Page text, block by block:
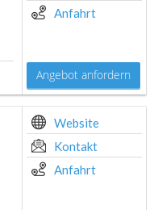
Anfahrt
Angebot anfordern
Website
Kontakt
Anfahrt